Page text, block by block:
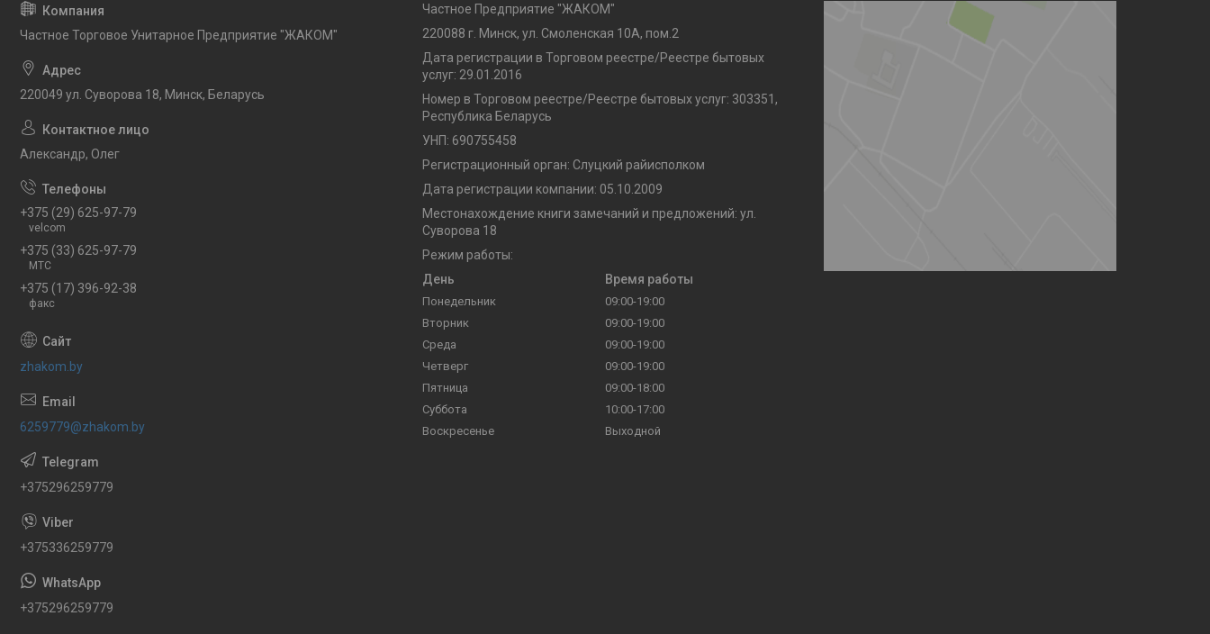
Частное Торговое Унитарное Предприятие "ЖАКОМ"
220049 ул. Суворова 18, Минск, Беларусь
Александр, Олег
+375 (29) 625-97-79
velcom
+375 (33) 625-97-79
МТС
+375 (17) 396-92-38
факс
zhakom.by
6259779@zhakom.by
+375296259779
+375336259779
+375296259779
Частное Предприятие "ЖАКОМ"
220088 г. Минск, ул. Смоленская 10A, пом.2
Дата регистрации в Торговом реестре/Реестре бытовых
услуг: 29.01.2016
Номер в Торговом реестре/Реестре бытовых услуг: 303351,
Республика Беларусь
УНП: 690755458
Регистрационный орган: Слуцкий райисполком
Дата регистрации компании: 05.10.2009
Местонахождение книги замечаний и предложений: ул.
Суворова 18
Режим работы:
День
Время работы
Понедельник
09:00-19:00
Вторник
09:00-19:00
Среда
09:00-19:00
Четверг
09:00-19:00
Пятница
09:00-18:00
Суббота
10:00-17:00
Воскресенье
Выходной